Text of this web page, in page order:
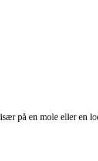
på en mole eller en